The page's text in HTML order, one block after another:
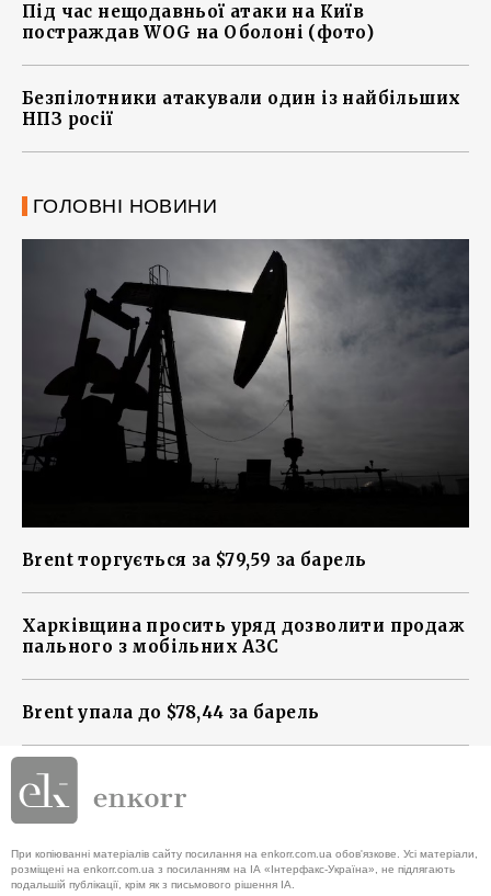
Під час нещодавньої атаки на Київ
постраждав WOG на Оболоні (фото)
Безпілотники атакували один із найбільших
НПЗ росії
ГОЛОВНІ НОВИНИ
Brent торгується за $79,59 за барель
Харківщина просить уряд дозволити продаж
пального з мобільних АЗС
Brent упала до $78,44 за барель
При копіюванні матеріалів сайту посилання на enkorr.com.ua обов'язкове. Усі матеріали,
розміщені на enkorr.com.ua з посиланням на ІА «Інтерфакс-Україна», не підлягають
подальшій публікації, крім як з письмового рішення ІА.